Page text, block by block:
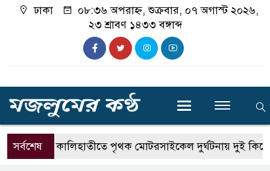
ঢাকা
০৮:৩৬ অপরাহ্ন, শুক্রবার, ০৭ অগাস্ট ২০২৬,
২৩ শ্রাবণ ১৪৩৩ বঙ্গাব্দ
সর্বশেষকালিহাতীতে পৃথক মোটরসাইকেল দুর্ঘটনায় দুই কিশোর